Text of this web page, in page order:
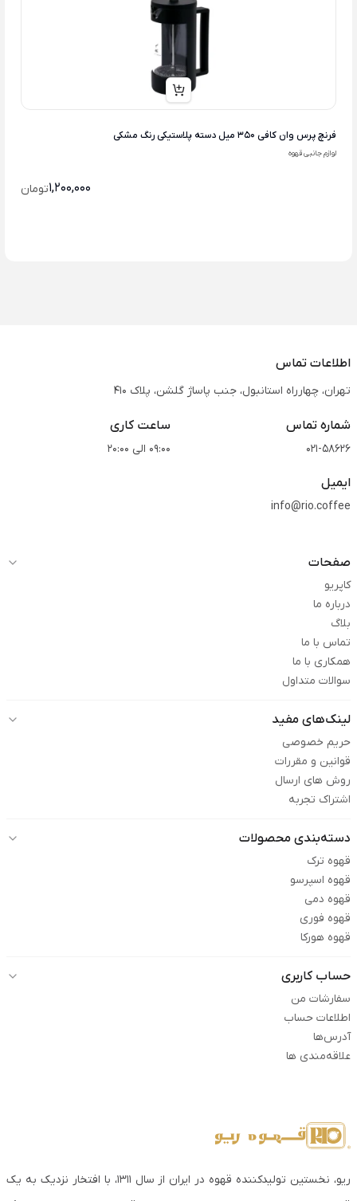
فرنچ پرس وان کافی 350 میل دسته پلاستیکی رنگ مشکی
لوازم جانبی قهوه
1,200,000تومان
اطلاعات تماس
تهران، چهارراه استانبول، جنب پاساژ گلشن، پلاک 410
شماره تماس
021-58626
ساعت کاری
09:00 الی 20:00
ایمیل
info@rio.coffee
صفحات
کاپریو
درباره ما
بلاگ
تماس با ما
همکاری با ما
سوالات متداول
لینک‌های مفید
حریم خصوصی
قوانین و مقررات
روش های ارسال
اشتراک تجربه
دسته‌بندی محصولات
قهوه ترک
قهوه اسپرسو
قهوه دمی
قهوه فوری
قهوه هورکا
حساب کاربری
سفارشات من
اطلاعات حساب
آدرس‌ها
علاقه‌مندی ها
ریو، نخستین تولیدکننده قهوه در ایران از سال ۱۳۱۱، با افتخار نزدیک به یک